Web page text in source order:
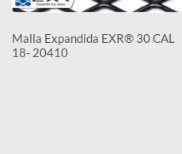
Malla Expandida EXR® 30 CAL
18- 20410